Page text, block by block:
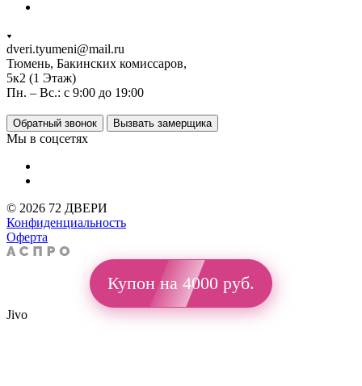
dveri.tyumeni@mail.ru
Тюмень, Бакинских комиссаров,
5к2 (1 Этаж)
Пн. – Вс.: с 9:00 до 19:00
Обратный звонок Вызвать замерщика
Мы в соцсетях
© 2026 72 ДВЕРИ
Конфиденциальность
Оферта
Купон на 4000 руб.
Jivo